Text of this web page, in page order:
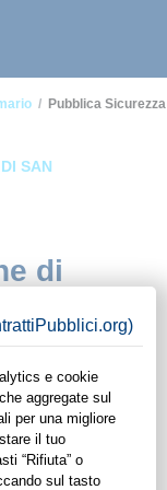
Pubblica Sicurezza
SAN
di
potrai avere
stipulati
in ambito